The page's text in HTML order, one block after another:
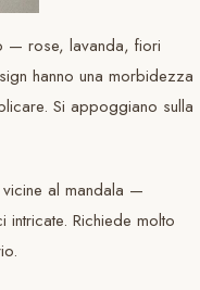
— rose, lavanda, fiori
hanno una morbidezza
Si appoggiano sulla
vicine al mandala —
intricate. Richiede molto